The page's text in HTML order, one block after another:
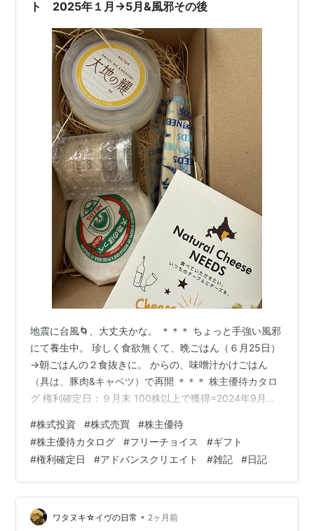
ト 2025年１月→5月&風邪その後
地震に台風🌀、大丈夫かな。 ＊＊＊ ちょっと手強い風邪
にて養生中。 珍しく食欲無くて、晩ごはん（６月25日）
→朝ごはんの２食抜きに。 からの、味噌汁かけごはん
（具は、豚肉&キャベツ）で再開 ＊＊＊ 株主優待カタロ
グ 権利確定日：９月末 100株以上で獲得=2024年9月時
（Webカタログ） 福利厚生サービス（「保険市場Club
Off」）利用権 ＊＊＊ 2025年5月に届いた優待品 ちなみ
に2025年9月現在、ワタヌキ保有の株式での成績は、 ブ
ービー賞的な位置付けとなっておりますw が、2026年６
月現在、下から３位に移行。 株主優待は、廃止…
#株式投資 #株式売買 #株主優待
#株主優待カタログ #フリーチョイス #ギフト
#権利確定日 #アドバンスクリエイト #雑記 #日記
ワタヌキ☆イヴの日常 • 2ヶ月前